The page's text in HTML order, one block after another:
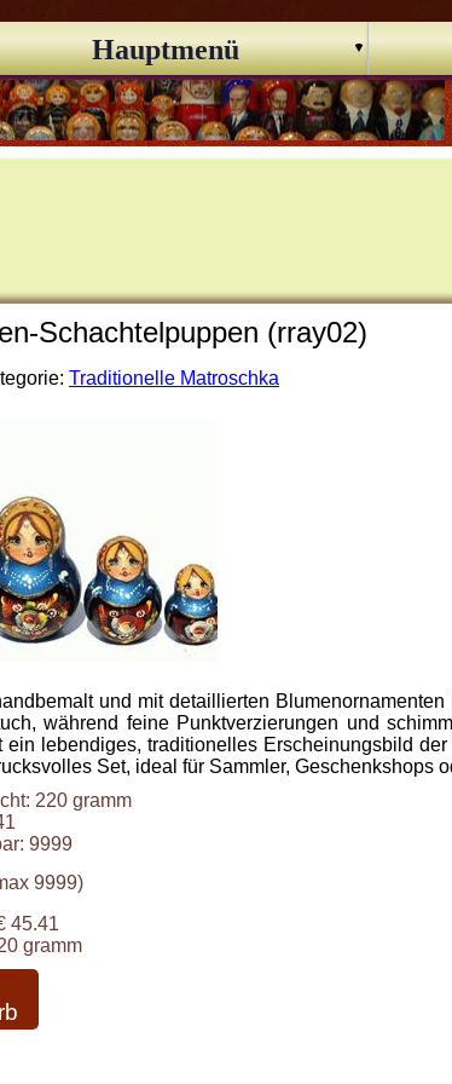
Hauptmenü
Schachtelpuppen (rray02)
Traditionelle Matroschka
und mit detaillierten
während feine Punktverzierungen und
lebendiges, traditionelles Erscheinungsbild
Set, ideal für Sammler, Geschenkshops
220 gramm
9999
9999)
45.41
gramm